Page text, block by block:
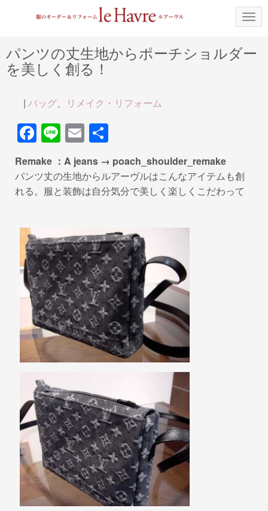
N
a
g
パンツの丈生地からポーチショルダー
を美しく創る！
| バッグ、 リメイク・リフォーム
F
a
c
e
o
k
Li
n
e
E
m
ail
有
Remake ：A jeans → poach_shoulder_remake
パンツ丈の生地からルアーヴルはこんなアイテムも創
れる。服と装飾は自分気分で美しく楽しくこだわって